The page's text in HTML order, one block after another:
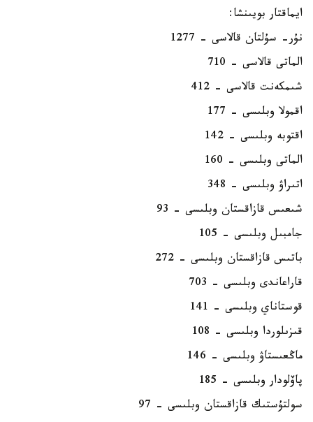
ايماقتار بويىنشا:
نۇر- سۇلتان قالاسى - 1277
الماتى قالاسى - 710
شىمكەنت قالاسى - 412
اقمولا وبلىسى - 177
اقتوبە وبلىسى - 142
الماتى وبلىسى - 160
اتىراۋ وبلىسى - 348
شىعىس قازاقستان وبلىسى - 93
جامبىل وبلىسى - 105
باتىس قازاقستان وبلىسى - 272
قاراعاندى وبلىسى - 703
قوستاناي وبلىسى - 141
قىزىلوردا وبلىسى - 108
ماڭعىستاۋ وبلىسى - 146
پاۆلودار وبلىسى - 185
سولتۇستىك قازاقستان وبلىسى - 97